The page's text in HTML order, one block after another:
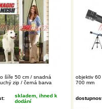
šíře 50 cm / snadná
zip / černá barva
skladem, ihned k
dodání
objektiv
700 mm